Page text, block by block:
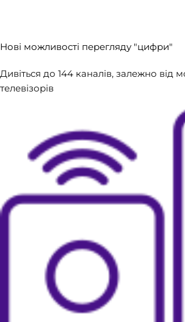
Нові можливості перегляду "цифри"
Дивіться до 144 каналів, залежно від
телевізорів